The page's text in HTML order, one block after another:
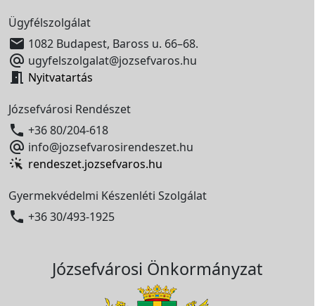
Ügyfélszolgálat
 1082 Budapest, Baross u. 66–68.
 ugyfelszolgalat@jozsefvaros.hu
 Nyitvatartás
Józsefvárosi Rendészet
 +36 80/204-618
 info@jozsefvarosirendeszet.hu
rendeszet.jozsefvaros.hu
Gyermekvédelmi Készenléti Szolgálat
 +36 30/493-1925
Józsefvárosi Önkormányzat